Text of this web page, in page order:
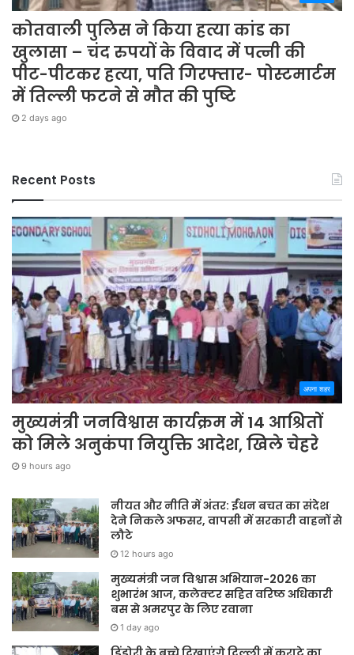
कोतवाली पुलिस ने किया हत्या कांड का
खुलासा – चंद रुपयों के विवाद में पत्नी की
पीट-पीटकर हत्या, पति गिरफ्तार- पोस्टमार्टम
में तिल्ली फटने से मौत की पुष्टि
2 days ago
Recent Posts
अपना शहर
मुख्यमंत्री जनविश्वास कार्यक्रम में 14 आश्रितों
को मिले अनुकंपा नियुक्ति आदेश, खिले चेहरे
9 hours ago
नीयत और नीति में अंतर: ईंधन बचत का संदेश
देने निकले अफसर, वापसी में सरकारी वाहनों से
लौटे
12 hours ago
मुख्यमंत्री जन विश्वास अभियान-2026 का
शुभारंभ आज, कलेक्टर सहित वरिष्ठ अधिकारी
बस से अमरपुर के लिए रवाना
1 day ago